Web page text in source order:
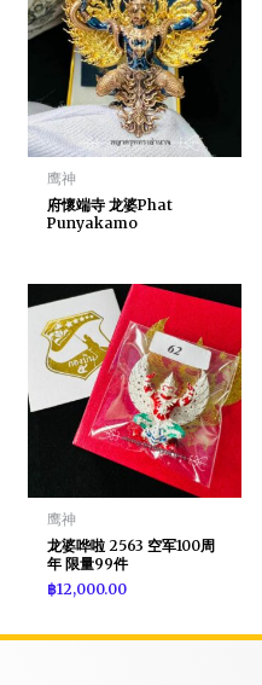
鹰神
府懷端寺 龙婆Phat
Punyakamo
鹰神
龙婆哗啦 2563 空军100周
年 限量99件
฿12,000.00